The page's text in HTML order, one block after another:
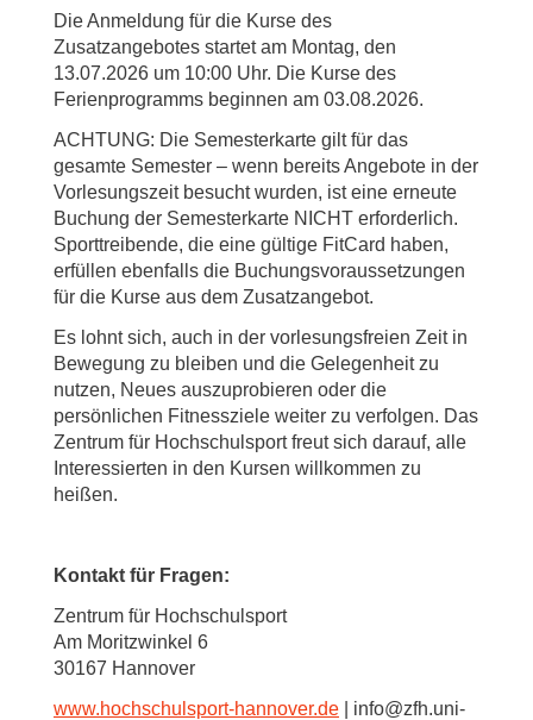
Die Anmeldung für die Kurse des
Zusatzangebotes startet am Montag, den
13.07.2026 um 10:00 Uhr. Die Kurse des
Ferienprogramms beginnen am 03.08.2026.
ACHTUNG: Die Semesterkarte gilt für das
gesamte Semester – wenn bereits Angebote in der
Vorlesungszeit besucht wurden, ist eine erneute
Buchung der Semesterkarte NICHT erforderlich.
Sporttreibende, die eine gültige FitCard haben,
erfüllen ebenfalls die Buchungsvoraussetzungen
für die Kurse aus dem Zusatzangebot.
Es lohnt sich, auch in der vorlesungsfreien Zeit in
Bewegung zu bleiben und die Gelegenheit zu
nutzen, Neues auszuprobieren oder die
persönlichen Fitnessziele weiter zu verfolgen. Das
Zentrum für Hochschulsport freut sich darauf, alle
Interessierten in den Kursen willkommen zu
heißen.
Kontakt für Fragen:
Zentrum für Hochschulsport
Am Moritzwinkel 6
30167 Hannover
www.hochschulsport-hannover.de | info@zfh.uni-